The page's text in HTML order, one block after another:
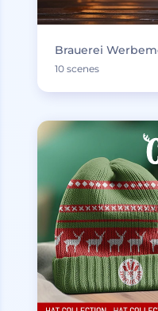
Brauerei
10 scenes